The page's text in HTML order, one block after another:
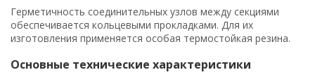
Герметичность соединительных узлов между секциями
обеспечивается кольцевыми прокладками. Для их
изготовления применяется особая термостойкая резина.
Основные технические характеристики